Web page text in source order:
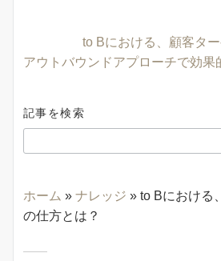
to Bにおける、顧客タ
アウトバウンドアプローチで効果
記事を検索
ホーム » ナレッジ » to Bにおける
の仕方とは？